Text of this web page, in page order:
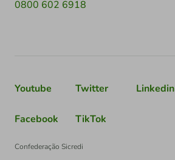
0800 602 6918
Youtube Twitter Linkedin
Facebook TikTok
Confederação Sicredi